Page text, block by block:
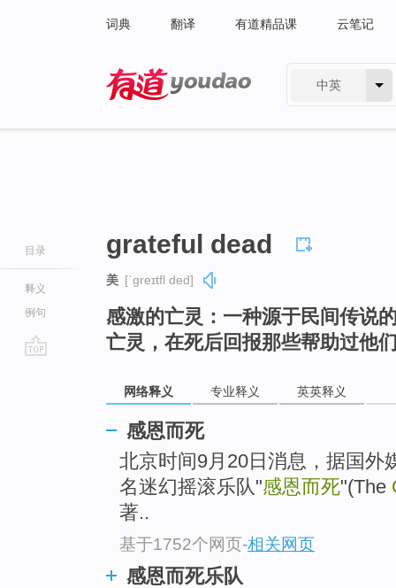
词典 翻译 有道精品课 云笔记
中英
目录
释义
例句
grateful dead
美 [ˈɡreɪtfl ded]
感激的亡灵：一种源于民间传说
亡灵，在死后回报那些帮助过他
网络释义 专业释义 英英释义
感恩而死
北京时间9月20日消息，据国外
名迷幻摇滚乐队"感恩而死"(The
著..
基于1752个网页-相关网页
感恩而死乐队